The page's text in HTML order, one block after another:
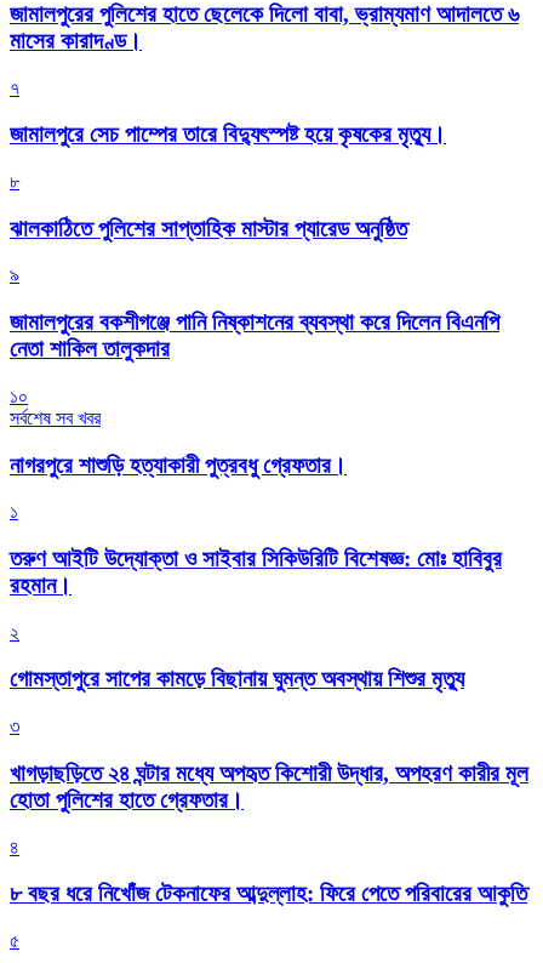
জামালপুরের পুলিশের হাতে ছেলেকে দিলো বাবা, ভ্রাম্যমাণ আদালতে ৬
মাসের কারাদণ্ড।
৭
জামালপুরে সেচ পাম্পের তারে বিদ্যুৎস্পষ্ট হয়ে কৃষকের মৃত্যু।
৮
‎ঝালকাঠিতে পুলিশের সাপ্তাহিক মাস্টার প্যারেড অনুষ্ঠিত
৯
জামালপুরের বকশীগঞ্জে পানি নিষ্কাশনের ব্যবস্থা করে দিলেন বিএনপি
নেতা শাকিল তালুকদার
১০
সর্বশেষ সব খবর
নাগরপুরে শাশুড়ি হত্যাকারী পুত্রবধু গ্রেফতার।
১
তরুণ আইটি উদ্যোক্তা ও সাইবার সিকিউরিটি বিশেষজ্ঞ: মোঃ হাবিবুর
রহমান।
২
গোমস্তাপুরে সাপের কামড়ে বিছানায় ঘুমন্ত অবস্থায় শিশুর মৃত্যু
৩
খাগড়াছড়িতে ২৪ ঘন্টার মধ্যে অপহৃত কিশোরী উদ্ধার, অপহরণ কারীর মূল
হোতা পুলিশের হাতে গ্রেফতার।
৪
৮ বছর ধরে নিখোঁজ টেকনাফের আব্দুল্লাহ: ফিরে পেতে পরিবারের আকুতি
৫